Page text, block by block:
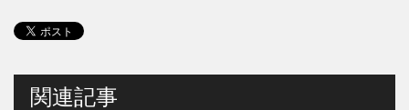
関連記事